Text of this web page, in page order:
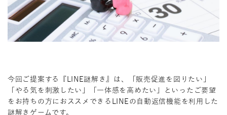
今回ご提案する『LINE謎解き』は、「販売促進を図りたい」
「やる気を刺激したい」「一体感を高めたい」といったご要望
をお持ちの方におススメできるLINEの自動返信機能を利用した
謎解きゲームです。